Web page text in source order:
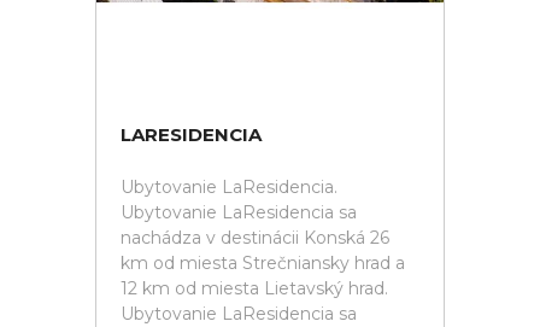
LARESIDENCIA
Ubytovanie LaResidencia.
Ubytovanie LaResidencia sa
nachádza v destinácii Konská 26
km od miesta Strečniansky hrad a
12 km od miesta Lietavský hrad.
Ubytovanie LaResidencia sa